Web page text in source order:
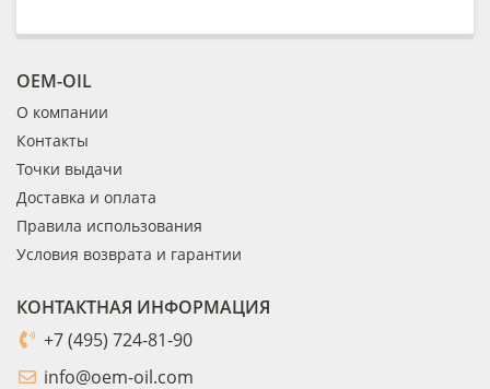
OEM-OIL
О компании
Контакты
Точки выдачи
Доставка и оплата
Правила использования
Условия возврата и гарантии
КОНТАКТНАЯ ИНФОРМАЦИЯ
+7 (495) 724-81-90
info@oem-oil.com